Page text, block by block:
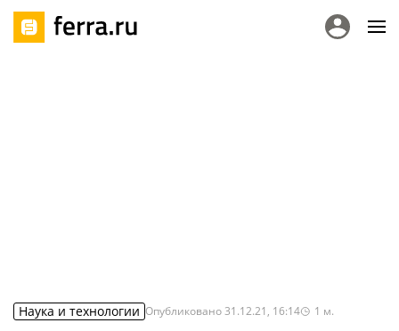
Наука и технологии Опубликовано31.12.21, 16:14 1 м.